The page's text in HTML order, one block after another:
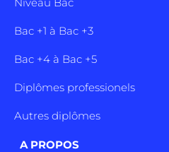
Niveau Bac
Bac +1 à Bac +3
Bac +4 à Bac +5
Diplômes professionels
Autres diplômes
A PROPOS